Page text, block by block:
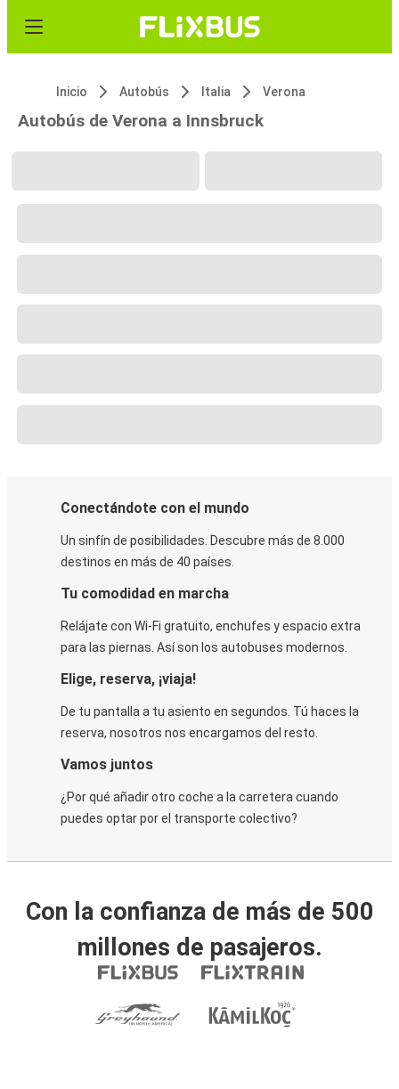
Inicio Autobús Italia Verona
Autobús de Verona a Innsbruck
Conectándote con el mundo
Un sinfín de posibilidades. Descubre más de 8.000
destinos en más de 40 países.
Tu comodidad en marcha
Relájate con Wi-Fi gratuito, enchufes y espacio extra
para las piernas. Así son los autobuses modernos.
Elige, reserva, ¡viaja!
De tu pantalla a tu asiento en segundos. Tú haces la
reserva, nosotros nos encargamos del resto.
Vamos juntos
¿Por qué añadir otro coche a la carretera cuando
puedes optar por el transporte colectivo?
Con la confianza de más de 500
millones de pasajeros.